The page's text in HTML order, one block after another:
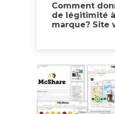
Comment
de légitimité
marque? Site